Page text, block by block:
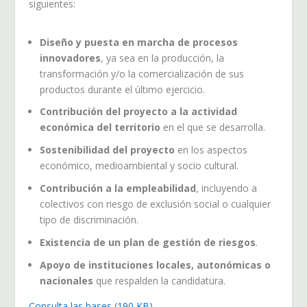
siguientes:
Diseño y puesta en marcha de procesos
innovadores, ya sea en la producción, la
transformación y/o la comercialización de sus
productos durante el último ejercicio.
Contribución del proyecto a la actividad
económica del territorio en el que se desarrolla.
Sostenibilidad del proyecto en los aspectos
económico, medioambiental y socio cultural.
Contribución a la empleabilidad, incluyendo a
colectivos con riesgo de exclusión social o cualquier
tipo de discriminación.
Existencia de un plan de gestión de riesgos.
Apoyo de instituciones locales, autonómicas o
nacionales que respalden la candidatura.